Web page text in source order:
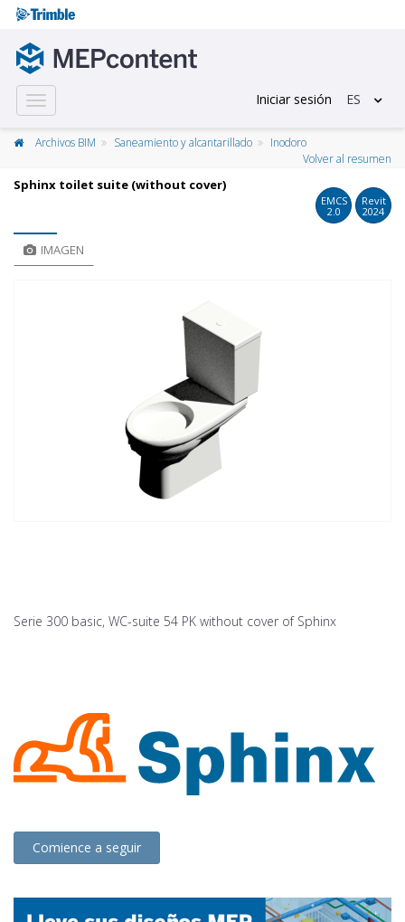
Toggle
navigation
Iniciar sesión ES
Archivos BIM Saneamiento y alcantarillado
Inodoro
Volver al resumen
Sphinx toilet suite (without cover)
EMCS
2.0
Revit
2024
IMAGEN
Serie 300 basic, WC-suite 54 PK without cover of Sphinx
Comience a seguir